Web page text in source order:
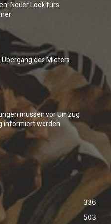
Neuer Look fürs
Übergang des Mieters
müssen vor Umzug
informiert werden
336
503